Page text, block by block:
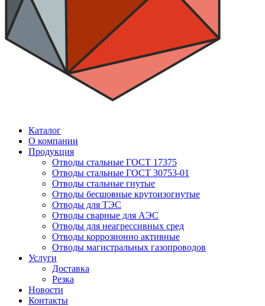
Каталог
О компании
Продукция
Отводы стальные ГОСТ 17375
Отводы стальные ГОСТ 30753-01
Отводы стальные гнутые
Отводы бесшовные крутоизогнутые
Отводы для ТЭС
Отводы сварные для АЭС
Отводы для неагрессивных сред
Отводы коррозионно активные
Отводы магистральных газопроводов
Услуги
Доставка
Резка
Новости
Контакты